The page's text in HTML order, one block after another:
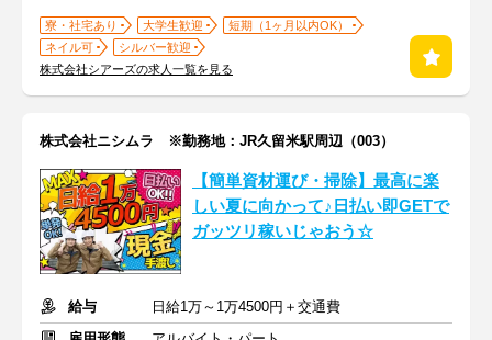
寮・社宅あり 大学生歓迎
短期（1ヶ月以内OK）
ネイル可
シルバー歓迎
株式会社シアーズの求人一覧を見る
株式会社ニシムラ ※勤務地：JR久留米駅周辺（003）
【簡単資材運び・掃除】最高に楽
しい夏に向かって♪日払い即GETで
ガッツリ稼いじゃおう☆
給与
日給1万～1万4500円＋交通費